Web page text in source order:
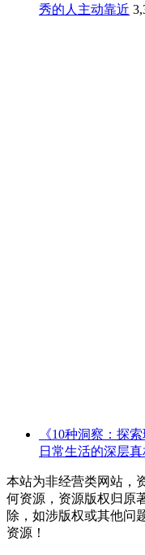
秀的人主动靠近
《10种洞察：探
日常生活的深层真
本站为非经营类网站，
何资源，资源版权归原
除，如涉版权或其他问
资源！